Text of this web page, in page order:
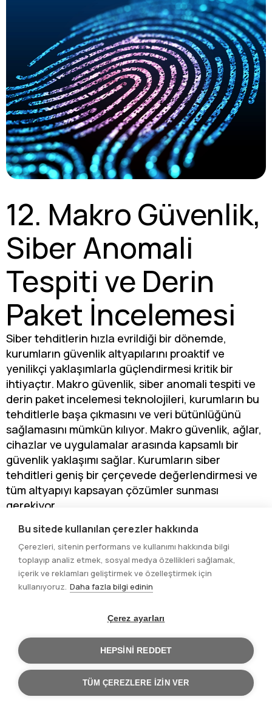
12. Makro Güvenlik,
Siber Anomali
Tespiti ve Derin
Paket İncelemesi
Siber tehditlerin hızla evrildiği bir dönemde,
kurumların güvenlik altyapılarını proaktif ve
yenilikçi yaklaşımlarla güçlendirmesi kritik bir
ihtiyaçtır. Makro güvenlik, siber anomali tespiti ve
derin paket incelemesi teknolojileri, kurumların bu
tehditlerle başa çıkmasını ve veri bütünlüğünü
sağlamasını mümkün kılıyor. Makro güvenlik, ağlar,
cihazlar ve uygulamalar arasında kapsamlı bir
güvenlik yaklaşımı sağlar. Kurumların siber
tehditleri geniş bir çerçevede değerlendirmesi ve
tüm altyapıyı kapsayan çözümler sunması
gerekiyor.
Siber anomali tespiti, ağ trafiğinde ve kullanıcı
davranışlarında standart dışı aktiviteleri
belirleyerek siber saldırıları önlemek için kritik bir rol
oynar. Bu çerçevede aşağıdaki stratejiler takip
edilebilir:
• Davranışsal Analiz:
Kullanıcı davranışlarını analiz eden ve normalden
sapmaları tespit eden algoritmaların geliştirilmesi.
Insider threat (iç tehdit) ve bilinmeyen tehditlerin
belirlenmesi.
• Makine Öğrenimi ile Tespit:
Bu sitede kullanılan çerezler hakkında
Çerezleri, sitenin performans ve kullanımı hakkında bilgi
toplayıp analiz etmek, sosyal medya özellikleri sağlamak,
içerik ve reklamları geliştirmek ve özelleştirmek için
kullanıyoruz. Daha fazla bilgi edinin
Çerez ayarları
HEPSINI REDDET
TÜM ÇEREZLERE IZIN VER